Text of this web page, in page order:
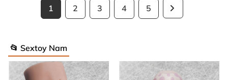
1 2 3 4 5
📂 Sextoy Nam